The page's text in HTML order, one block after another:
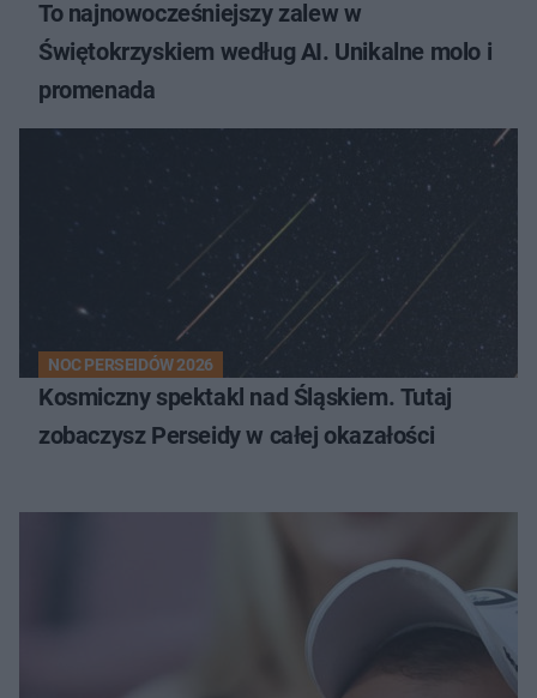
To najnowocześniejszy zalew w
Świętokrzyskiem według AI. Unikalne molo i
promenada
NOC PERSEIDÓW 2026
Kosmiczny spektakl nad Śląskiem. Tutaj
zobaczysz Perseidy w całej okazałości